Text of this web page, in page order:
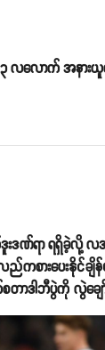
၃ လလောက် အနာ
ဒဏ်ရာ ရရှိခဲ့လို့
ားပေးနိုင်ချိန်
ာဒါဘီပွဲကို လွဲချေ